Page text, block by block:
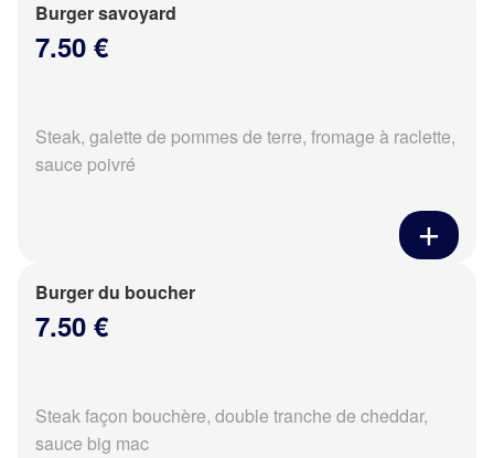
Burger savoyard
7.50 €
Steak, galette de pommes de terre, fromage à raclette,
sauce poivré
Burger du boucher
7.50 €
Steak façon bouchère, double tranche de cheddar,
sauce big mac